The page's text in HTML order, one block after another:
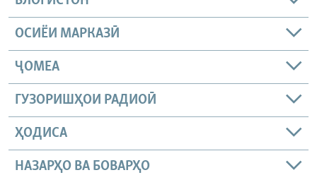
ОСИЁИ МАРКАЗӢ
ҶОМEА
ГУЗОРИШҲОИ РАДИОӢ
ҲОДИСА
НАЗАРҲО ВА БОВАРҲО